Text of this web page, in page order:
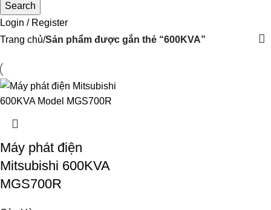
Search
Login / Register
Trang chủ Sản phẩm được gắn thẻ “600KVA”
Máy phát điện
Mitsubishi 600KVA
MGS700R